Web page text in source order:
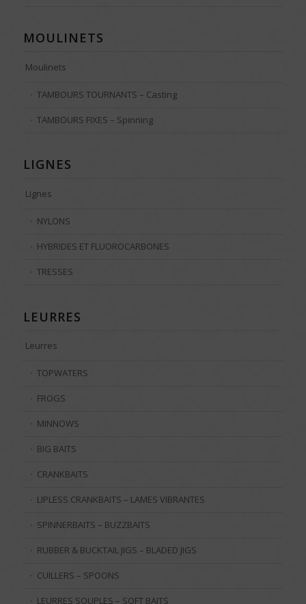
MOULINETS
Moulinets
TAMBOURS TOURNANTS – Casting
TAMBOURS FIXES – Spinning
LIGNES
Lignes
NYLONS
HYBRIDES ET FLUOROCARBONES
TRESSES
LEURRES
Leurres
TOPWATERS
FROGS
MINNOWS
BIG BAITS
CRANKBAITS
LIPLESS CRANKBAITS – LAMES VIBRANTES
SPINNERBAITS – BUZZBAITS
RUBBER & BUCKTAIL JIGS – BLADED JIGS
CUILLERS – SPOONS
LEURRES SOUPLES – SOFT BAITS